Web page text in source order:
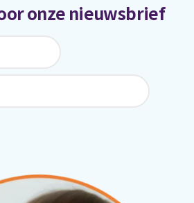
onze nieuwsbrief